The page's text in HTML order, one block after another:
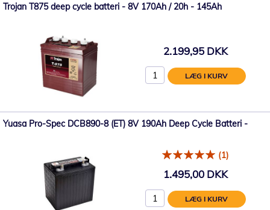
Trojan T875 deep cycle batteri - 8V 170Ah / 20h - 145Ah
2.199,95 DKK
LÆG I KURV
Yuasa Pro-Spec DCB890-8 (ET) 8V 190Ah Deep Cycle Batteri -
(1)
1.495,00 DKK
LÆG I KURV